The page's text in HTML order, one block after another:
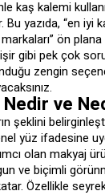
kaş kalemi
Bu yazıda, “en iyi
ön plana
gibi pek çok
zengin
ve
şeklini
yüz ifadesine
olan makyaj
ve biçimli
Özellikle